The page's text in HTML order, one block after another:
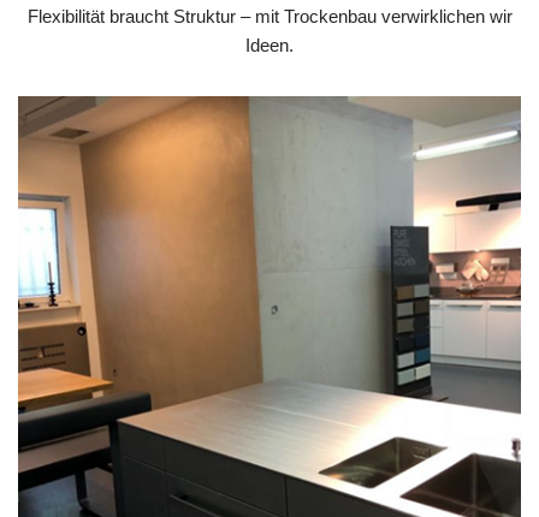
Flexibilität braucht Struktur – mit Trockenbau verwirklichen wir
Ideen.